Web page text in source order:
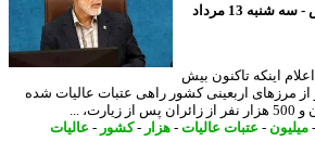
4 روز پیش - سه شنبه 13 مرداد
تاکنون بیش
هزار نفر از مرزهای اربعینی کشور راهی عتبات عالیات شده
-عتبات عالیات-هزار - کشور-عالیات